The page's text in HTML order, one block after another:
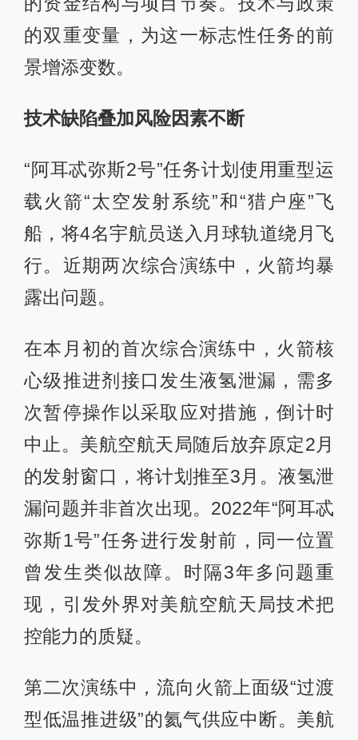
的双重变量，为这一标志性任务的前
景增添变数。
技术缺陷叠加风险因素不断
“阿耳忒弥斯2号”任务计划使用重型运
载火箭“太空发射系统”和“猎户座”飞
船，将4名宇航员送入月球轨道绕月飞
行。近期两次综合演练中，火箭均暴
露出问题。
在本月初的首次综合演练中，火箭核
心级推进剂接口发生液氢泄漏，需多
次暂停操作以采取应对措施，倒计时
中止。美航空航天局随后放弃原定2月
的发射窗口，将计划推至3月。液氢泄
漏问题并非首次出现。2022年“阿耳忒
弥斯1号”任务进行发射前，同一位置
曾发生类似故障。时隔3年多问题重
现，引发外界对美航空航天局技术把
控能力的质疑。
第二次演练中，流向火箭上面级“过渡
型低温推进级”的氦气供应中断。美航